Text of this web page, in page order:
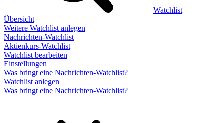
Watchlist
Übersicht
Weitere Watchlist anlegen
Nachrichten-Watchlist
Aktienkurs-Watchlist
Watchlist bearbeiten
Einstellungen
Was bringt eine Nachrichten-Watchlist?
Watchlist anlegen
Was bringt eine Nachrichten-Watchlist?